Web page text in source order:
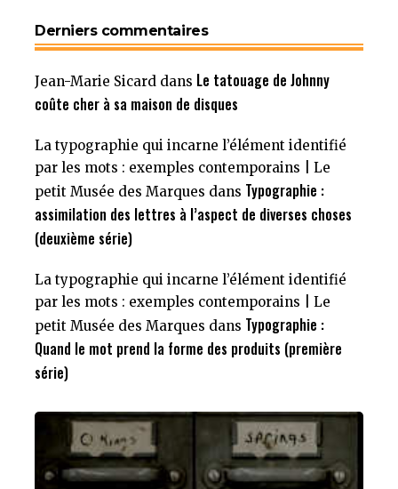
Derniers commentaires
Jean-Marie Sicard dans Le tatouage de Johnny
coûte cher à sa maison de disques
La typographie qui incarne l’élément identifié
par les mots : exemples contemporains | Le
petit Musée des Marques dans Typographie :
assimilation des lettres à l’aspect de diverses choses
(deuxième série)
La typographie qui incarne l’élément identifié
par les mots : exemples contemporains | Le
petit Musée des Marques dans Typographie :
Quand le mot prend la forme des produits (première
série)